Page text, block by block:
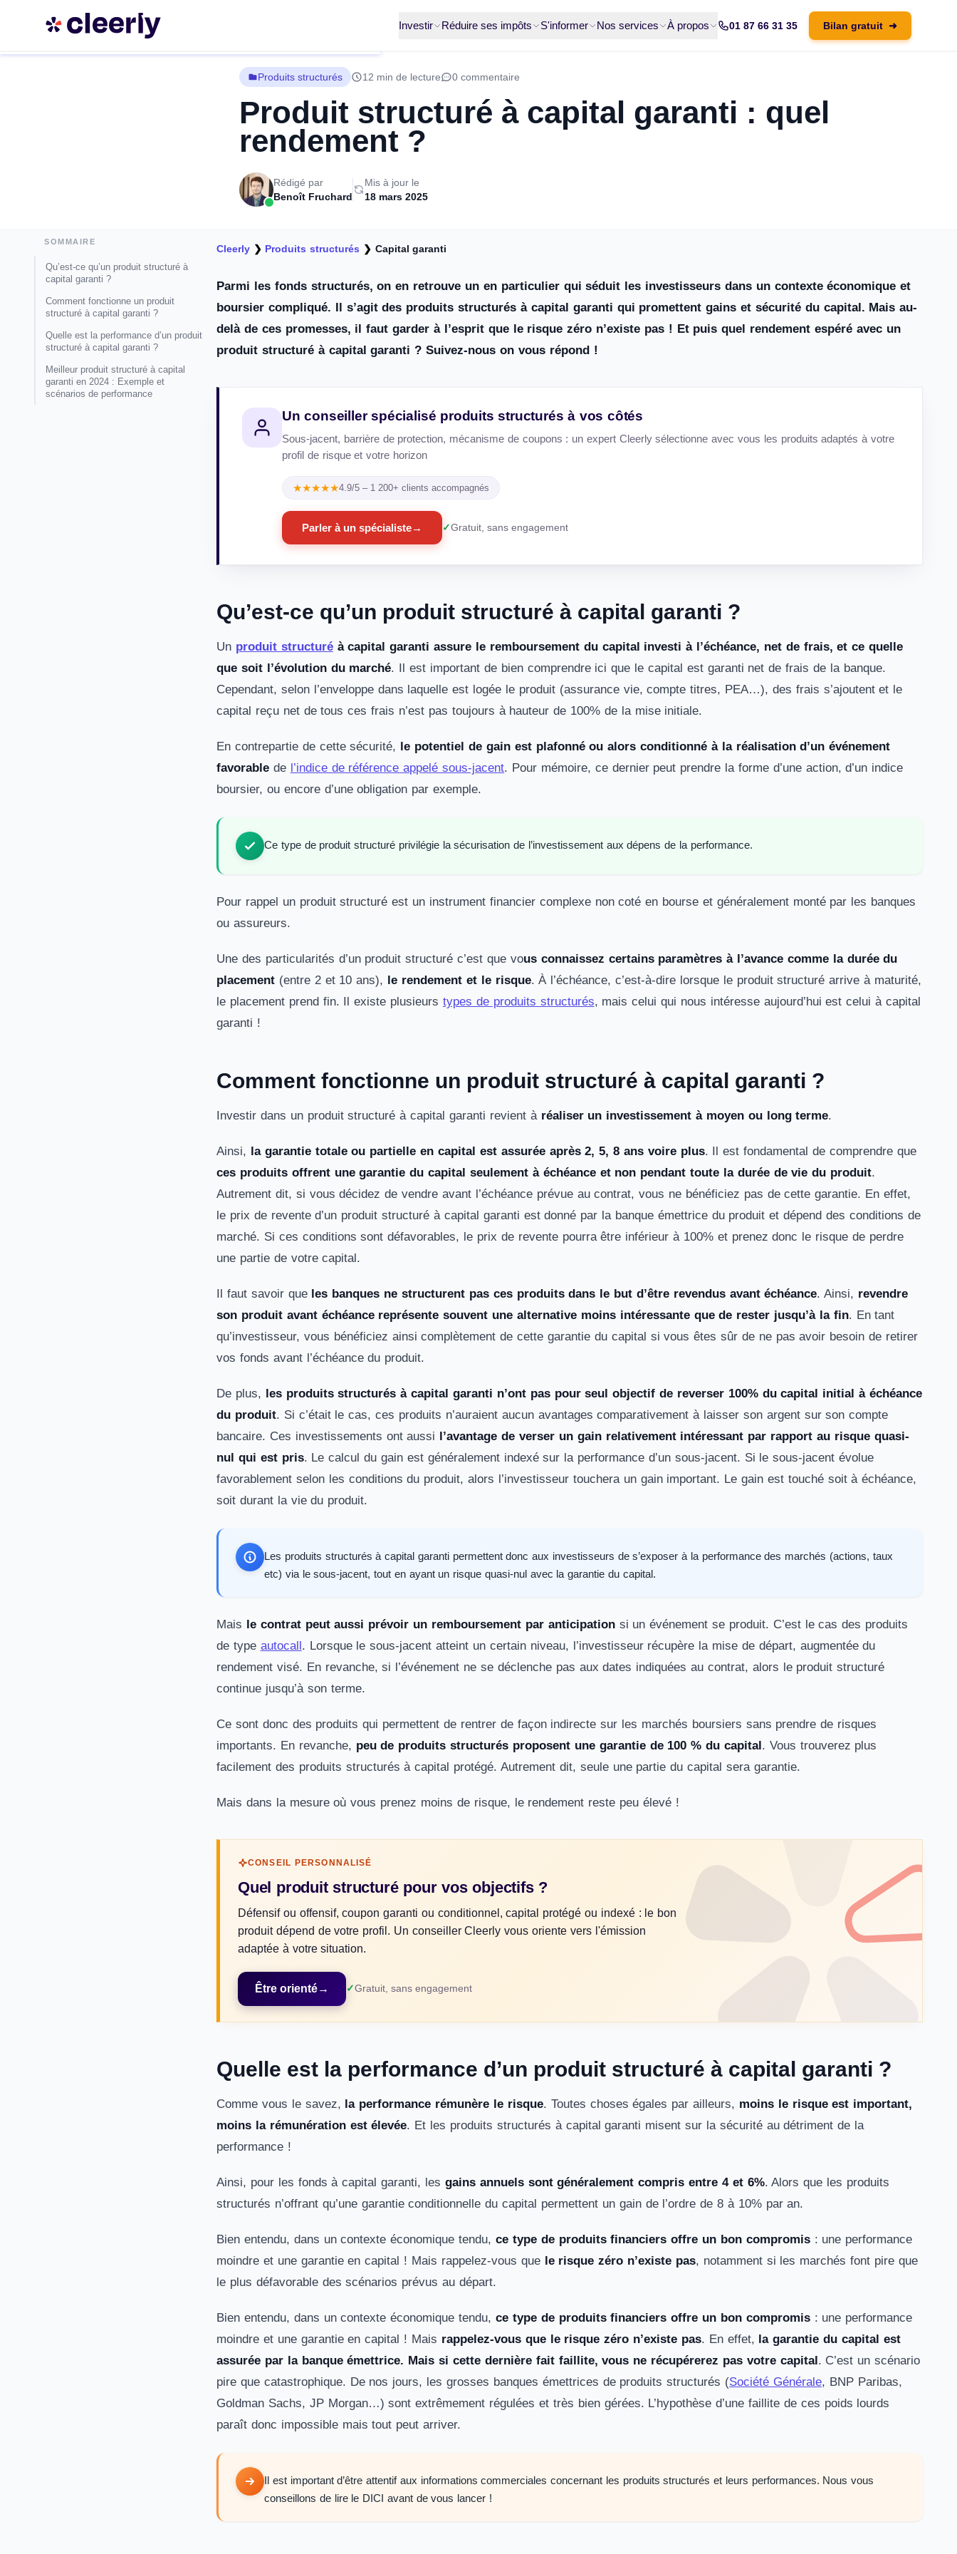
Investir Réduire ses impôts S'informer Nos services À propos 01 87 66 31 35 Bilan gratuit ➜
Produits structurés 12 min de lecture 0 commentaire
Produit structuré à capital garanti : quel
rendement ?
Rédigé par
Benoît Fruchard
Mis à jour le
18 mars 2025
SOMMAIRE
Qu’est-ce qu’un produit structuré à
capital garanti ?
Comment fonctionne un produit
structuré à capital garanti ?
Quelle est la performance d’un produit
structuré à capital garanti ?
Meilleur produit structuré à capital
garanti en 2024 : Exemple et
scénarios de performance
Cleerly ❯ Produits structurés ❯ Capital garanti
Parmi les fonds structurés, on en retrouve un en particulier qui séduit les investisseurs dans un contexte économique et
boursier compliqué. Il s’agit des produits structurés à capital garanti qui promettent gains et sécurité du capital. Mais au-
delà de ces promesses, il faut garder à l’esprit que le risque zéro n’existe pas ! Et puis quel rendement espéré avec un
produit structuré à capital garanti ? Suivez-nous on vous répond !
Un conseiller spécialisé produits structurés à vos côtés
Sous-jacent, barrière de protection, mécanisme de coupons : un expert Cleerly sélectionne avec vous les produits adaptés à votre
profil de risque et votre horizon
★★★★★4.9/5 – 1 200+ clients accompagnés
Parler à un spécialiste→ Gratuit, sans engagement
Qu’est-ce qu’un produit structuré à capital garanti ?
Un produit structuréà capital garanti assure le remboursement du capital investi à l’échéance, net de frais, et ce quelle
que soit l’évolution du marché. Il est important de bien comprendre ici que le capital est garanti net de frais de la banque.
Cependant, selon l’enveloppe dans laquelle est logée le produit (assurance vie, compte titres, PEA…), des frais s’ajoutent et le
capital reçu net de tous ces frais n’est pas toujours à hauteur de 100% de la mise initiale.
En contrepartie de cette sécurité, le potentiel de gain est plafonné ou alors conditionné à la réalisation d’un événement
favorable de l’indice de référence appelé sous-jacent. Pour mémoire, ce dernier peut prendre la forme d’une action, d’un indice
boursier, ou encore d’une obligation par exemple.
Ce type de produit structuré privilégie la sécurisation de l’investissement aux dépens de la performance.
Pour rappel un produit structuré est un instrument financier complexe non coté en bourse et généralement monté par les banques
ou assureurs.
Une des particularités d’un produit structuré c’est que vous connaissez certains paramètres à l’avance comme la durée du
placement (entre 2 et 10 ans), le rendement et le risque. À l’échéance, c’est-à-dire lorsque le produit structuré arrive à maturité,
le placement prend fin. Il existe plusieurs types de produits structurés, mais celui qui nous intéresse aujourd’hui est celui à capital
garanti !
Comment fonctionne un produit structuré à capital garanti ?
Investir dans un produit structuré à capital garanti revient à réaliser un investissement à moyen ou long terme.
Ainsi, la garantie totale ou partielle en capital est assurée après 2, 5, 8 ans voire plus. Il est fondamental de comprendre que
ces produits offrent une garantie du capital seulement à échéance et non pendant toute la durée de vie du produit.
Autrement dit, si vous décidez de vendre avant l’échéance prévue au contrat, vous ne bénéficiez pas de cette garantie. En effet,
le prix de revente d’un produit structuré à capital garanti est donné par la banque émettrice du produit et dépend des conditions de
marché. Si ces conditions sont défavorables, le prix de revente pourra être inférieur à 100% et prenez donc le risque de perdre
une partie de votre capital.
Il faut savoir que les banques ne structurent pas ces produits dans le but d’être revendus avant échéance. Ainsi, revendre
son produit avant échéance représente souvent une alternative moins intéressante que de rester jusqu’à la fin. En tant
qu’investisseur, vous bénéficiez ainsi complètement de cette garantie du capital si vous êtes sûr de ne pas avoir besoin de retirer
vos fonds avant l’échéance du produit.
De plus, les produits structurés à capital garanti n’ont pas pour seul objectif de reverser 100% du capital initial à échéance
du produit. Si c’était le cas, ces produits n’auraient aucun avantages comparativement à laisser son argent sur son compte
bancaire. Ces investissements ont aussi l’avantage de verser un gain relativement intéressant par rapport au risque quasi-
nul qui est pris. Le calcul du gain est généralement indexé sur la performance d’un sous-jacent. Si le sous-jacent évolue
favorablement selon les conditions du produit, alors l’investisseur touchera un gain important. Le gain est touché soit à échéance,
soit durant la vie du produit.
Les produits structurés à capital garanti permettent donc aux investisseurs de s’exposer à la performance des marchés (actions, taux
etc) via le sous-jacent, tout en ayant un risque quasi-nul avec la garantie du capital.
Mais le contrat peut aussi prévoir un remboursement par anticipationsi un événement se produit. C’est le cas des produits
de type autocall. Lorsque le sous-jacent atteint un certain niveau, l’investisseur récupère la mise de départ, augmentée du
rendement visé. En revanche, si l’événement ne se déclenche pas aux dates indiquées au contrat, alors le produit structuré
continue jusqu’à son terme.
Ce sont donc des produits qui permettent de rentrer de façon indirecte sur les marchés boursiers sans prendre de risques
importants. En revanche, peu de produits structurés proposent une garantie de 100 % du capital. Vous trouverez plus
facilement des produits structurés à capital protégé. Autrement dit, seule une partie du capital sera garantie.
Mais dans la mesure où vous prenez moins de risque, le rendement reste peu élevé !
CONSEIL PERSONNALISÉ
Quel produit structuré pour vos objectifs ?
Défensif ou offensif, coupon garanti ou conditionnel, capital protégé ou indexé : le bon
produit dépend de votre profil. Un conseiller Cleerly vous oriente vers l'émission
adaptée à votre situation.
Être orienté→ Gratuit, sans engagement
Quelle est la performance d’un produit structuré à capital garanti ?
Comme vous le savez, la performance rémunère le risque. Toutes choses égales par ailleurs, moins le risque est important,
moins la rémunération est élevée. Et les produits structurés à capital garanti misent sur la sécurité au détriment de la
performance !
Ainsi, pour les fonds à capital garanti, les gains annuels sont généralement compris entre 4 et 6%. Alors que les produits
structurés n’offrant qu’une garantie conditionnelle du capital permettent un gain de l’ordre de 8 à 10% par an.
Bien entendu, dans un contexte économique tendu, ce type de produits financiers offre un bon compromis: une performance
moindre et une garantie en capital ! Mais rappelez-vous que le risque zéro n’existe pas, notamment si les marchés font pire que
le plus défavorable des scénarios prévus au départ.
Bien entendu, dans un contexte économique tendu, ce type de produits financiers offre un bon compromis: une performance
moindre et une garantie en capital ! Mais rappelez-vous que le risque zéro n’existe pas. En effet, la garantie du capital est
assurée par la banque émettrice. Mais si cette dernière fait faillite, vous ne récupérerez pas votre capital. C’est un scénario
pire que catastrophique. De nos jours, les grosses banques émettrices de produits structurés (Société Générale, BNP Paribas,
Goldman Sachs, JP Morgan…) sont extrêmement régulées et très bien gérées. L’hypothèse d’une faillite de ces poids lourds
paraît donc impossible mais tout peut arriver.
Il est important d’être attentif aux informations commerciales concernant les produits structurés et leurs performances. Nous vous
conseillons de lire le DICI avant de vous lancer !